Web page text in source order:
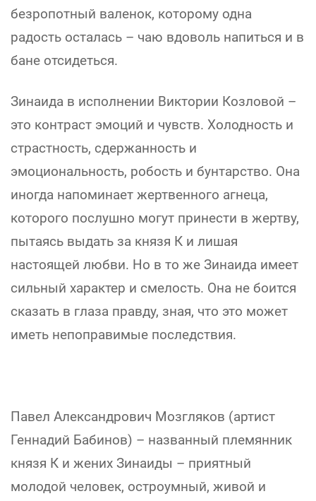
безропотный валенок, которому одна
радость осталась – чаю вдоволь напиться и в
бане отсидеться.
Зинаида в исполнении Виктории Козловой –
это контраст эмоций и чувств. Холодность и
страстность, сдержанность и
эмоциональность, робость и бунтарство. Она
иногда напоминает жертвенного агнеца,
которого послушно могут принести в жертву,
пытаясь выдать за князя К и лишая
настоящей любви. Но в то же Зинаида имеет
сильный характер и смелость. Она не боится
сказать в глаза правду, зная, что это может
иметь непоправимые последствия.
Павел Александрович Мозгляков (артист
Геннадий Бабинов) – названный племянник
князя К и жених Зинаиды – приятный
молодой человек, остроумный, живой и